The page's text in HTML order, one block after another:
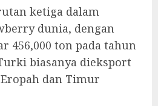
ketiga dalam
dunia, dengan
456,000 ton pada tahun
biasanya dieksport
dan Timur